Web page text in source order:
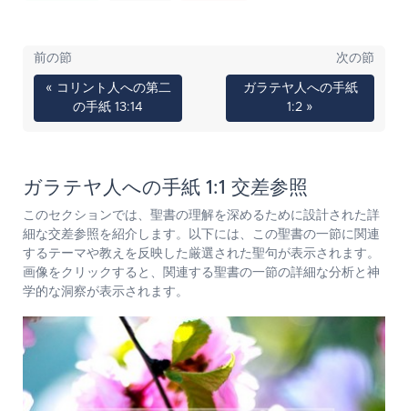
前の節
« コリント人への第二
の手紙 13:14
次の節
ガラテヤ人への手紙
1:2 »
ガラテヤ人への手紙 1:1 交差参照
このセクションでは、聖書の理解を深めるために設計された詳
細な交差参照を紹介します。以下には、この聖書の一節に関連
するテーマや教えを反映した厳選された聖句が表示されます。
画像をクリックすると、関連する聖書の一節の詳細な分析と神
学的な洞察が表示されます。